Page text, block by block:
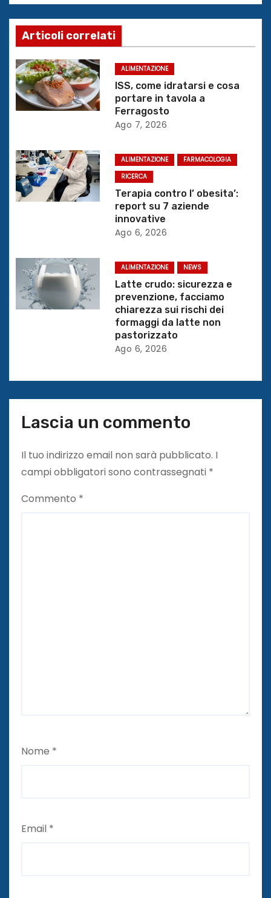
g
a
z
i
n
e
a
t
i
c
i
Articoli correlati
ALIMENTAZIONE
ISS, come idratarsi e cosa
portare in tavola a
Ferragosto
Ago 7, 2026
ALIMENTAZIONE
FARMACOLOGIA
RICERCA
Terapia contro l’ obesita’:
report su 7 aziende
innovative
Ago 6, 2026
ALIMENTAZIONE NEWS
Latte crudo: sicurezza e
prevenzione, facciamo
chiarezza sui rischi dei
formaggi da latte non
pastorizzato
Ago 6, 2026
Lascia un commento
Il tuo indirizzo email non sarà pubblicato. I
campi obbligatori sono contrassegnati *
Commento *
Nome *
Email *